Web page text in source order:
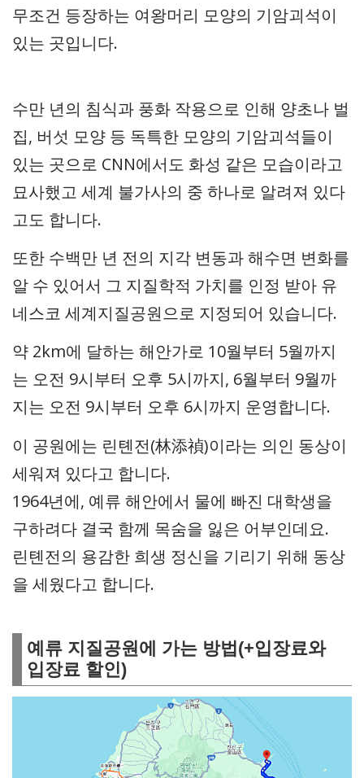
무조건 등장하는 여왕머리 모양의 기암괴석이
있는 곳입니다.
수만 년의 침식과 풍화 작용으로 인해 양초나 벌
집, 버섯 모양 등 독특한 모양의 기암괴석들이
있는 곳으로 CNN에서도 화성 같은 모습이라고
묘사했고 세계 불가사의 중 하나로 알려져 있다
고도 합니다.
또한 수백만 년 전의 지각 변동과 해수면 변화를
알 수 있어서 그 지질학적 가치를 인정 받아 유
네스코 세계지질공원으로 지정되어 있습니다.
약 2km에 달하는 해안가로 10월부터 5월까지
는 오전 9시부터 오후 5시까지, 6월부터 9월까
지는 오전 9시부터 오후 6시까지 운영합니다.
이 공원에는 린톈전(林添禎)이라는 의인 동상이
세워져 있다고 합니다.
1964년에, 예류 해안에서 물에 빠진 대학생을
구하려다 결국 함께 목숨을 잃은 어부인데요.
린톈전의 용감한 희생 정신을 기리기 위해 동상
을 세웠다고 합니다.
예류 지질공원에 가는 방법(+입장료와
입장료 할인)